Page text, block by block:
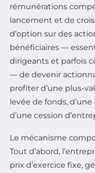
rémunérations
lancement et de
d’option sur des
bénéficiaires —
dirigeants et parfois
— de devenir
profiter d’une plus-
levée de fonds,
d’une cession
Le mécanisme
Tout d’abord,
prix d’exercice fixe,